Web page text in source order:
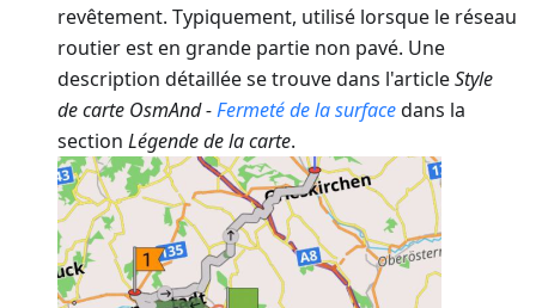
revêtement. Typiquement, utilisé lorsque le réseau
routier est en grande partie non pavé. Une
description détaillée se trouve dans l'articleStyle
de carte OsmAnd -Fermeté de la surfacedans la
section Légende de la carte.